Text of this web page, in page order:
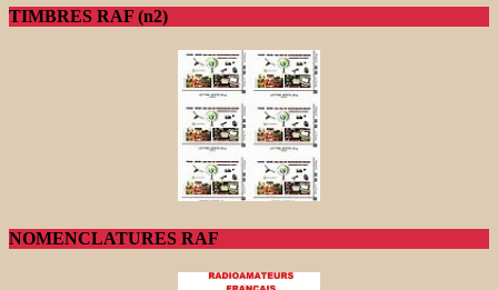
TIMBRES RAF (n2)
NOMENCLATURES RAF